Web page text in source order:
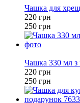
Чашка для
220 грн
250 грн
Чашка 330 мл з
220 грн
250 грн